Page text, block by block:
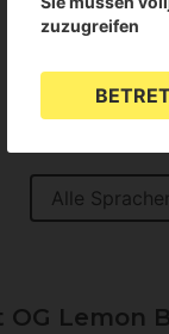
Alle
Lemon
zuzugreifen